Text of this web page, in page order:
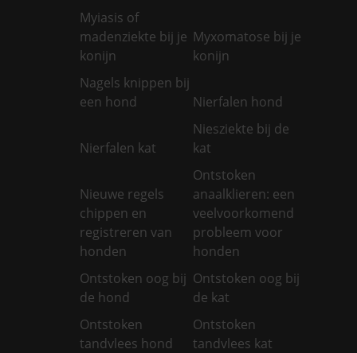
Myiasis of
madenziekte bij je
konijn
Myxomatose bij je
konijn
Nagels knippen bij
een hond
Nierfalen hond
Nierfalen kat
Niesziekte bij de
kat
Nieuwe regels
chippen en
registreren van
honden
Ontstoken
anaalklieren: een
veelvoorkomend
probleem voor
honden
Ontstoken oog bij
de hond
Ontstoken oog bij
de kat
Ontstoken
tandvlees hond
Ontstoken
tandvlees kat